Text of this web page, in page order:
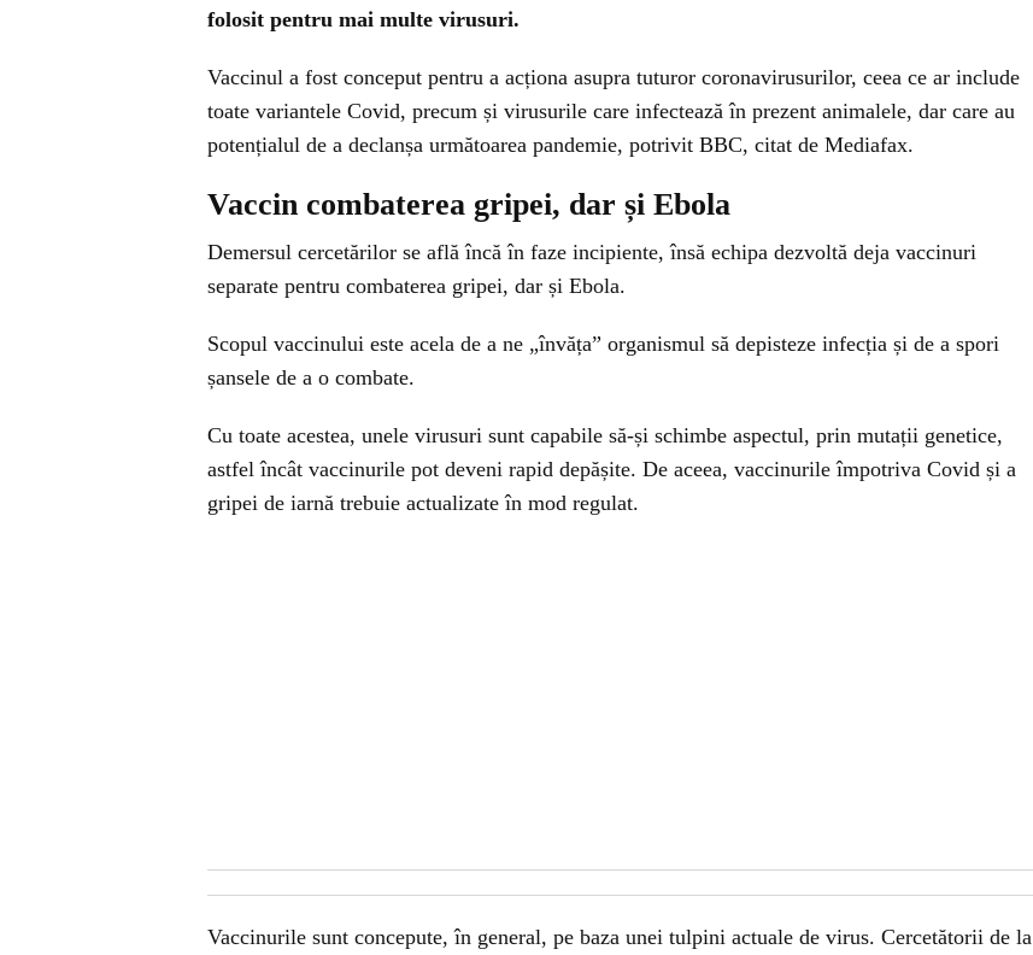
folosit pentru mai multe virusuri.
Vaccinul a fost conceput pentru a acționa asupra tuturor coronavirusurilor, ceea ce ar include
toate variantele Covid, precum și virusurile care infectează în prezent animalele, dar care au
potențialul de a declanșa următoarea pandemie, potrivit BBC, citat de Mediafax.
Vaccin combaterea gripei, dar și Ebola
Demersul cercetărilor se află încă în faze incipiente, însă echipa dezvoltă deja vaccinuri
separate pentru combaterea gripei, dar și Ebola.
Scopul vaccinului este acela de a ne „învăța” organismul să depisteze infecția și de a spori
șansele de a o combate.
Cu toate acestea, unele virusuri sunt capabile să-și schimbe aspectul, prin mutații genetice,
astfel încât vaccinurile pot deveni rapid depășite. De aceea, vaccinurile împotriva Covid și a
gripei de iarnă trebuie actualizate în mod regulat.
Vaccinurile sunt concepute, în general, pe baza unei tulpini actuale de virus. Cercetătorii de la